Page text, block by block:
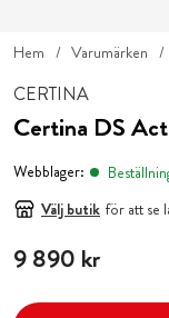
Hem Varumärken
CERTINA
Certina DS
Webblager:
Välj butik för att se
Pris:9 890 kr
9 890 kr